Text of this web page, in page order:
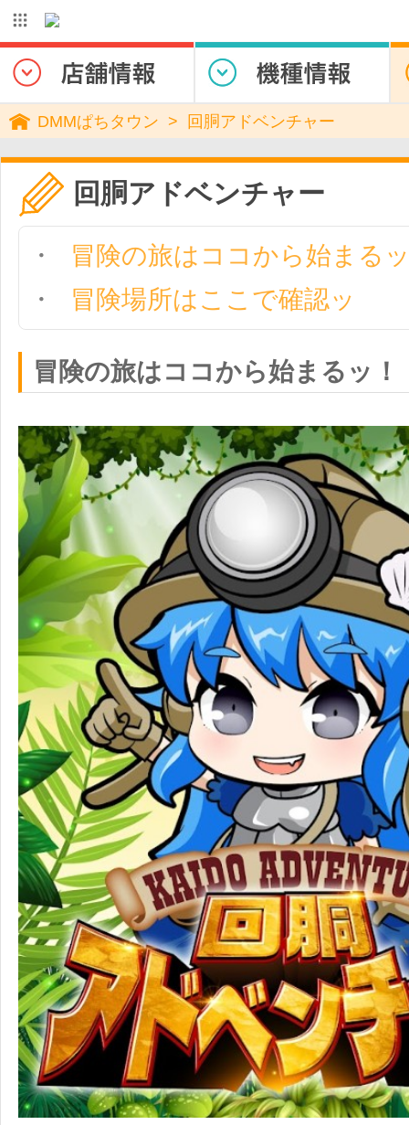
DMMぱちタウン 回胴アドベンチャー
回胴アドベンチャー
冒険の旅はココから始まる
冒険場所はここで確認ッ
冒険の旅はココから始まるッ！